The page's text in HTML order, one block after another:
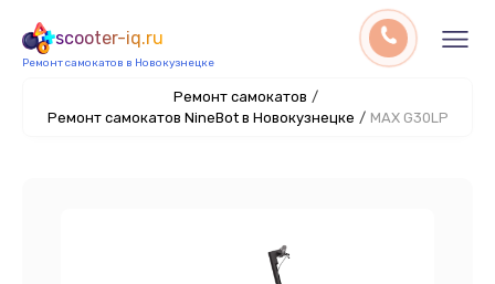
scooter-iq.ru
Ремонт самокатов в Новокузнецке
Ремонт самокатов /
Ремонт самокатов NineBot в Новокузнецке / MAX G30LP